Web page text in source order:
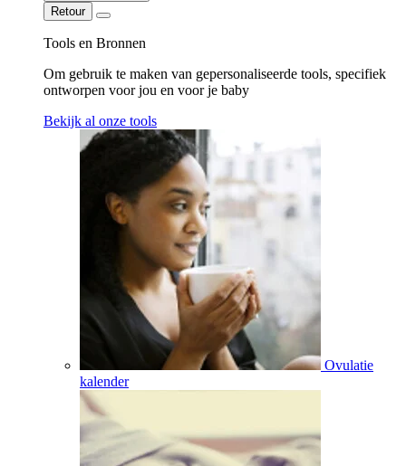
Retour
Tools en Bronnen
Om gebruik te maken van gepersonaliseerde tools, specifiek
ontworpen voor jou en voor je baby
Bekijk al onze tools
Ovulatie
kalender